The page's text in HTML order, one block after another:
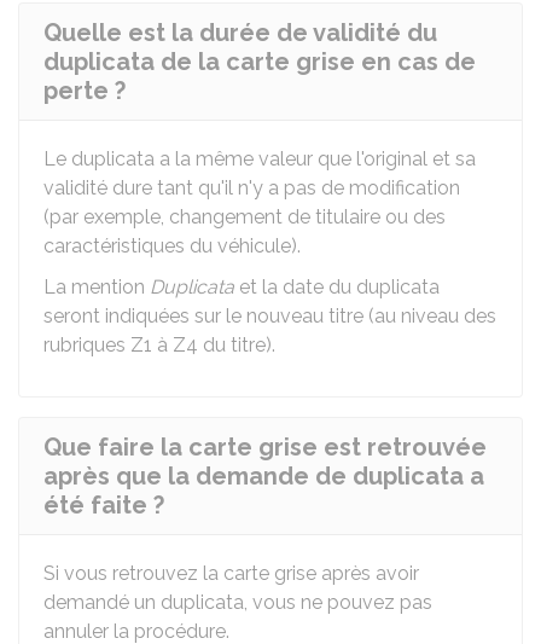
Quelle est la durée de validité du
duplicata de la carte grise en cas de
perte ?
Le duplicata a la même valeur que l'original et sa
validité dure tant qu'il n'y a pas de modification
(par exemple, changement de titulaire ou des
caractéristiques du véhicule).
La mention Duplicata et la date du duplicata
seront indiquées sur le nouveau titre (au niveau des
rubriques Z1 à Z4 du titre).
Que faire la carte grise est retrouvée
après que la demande de duplicata a
été faite ?
Si vous retrouvez la carte grise après avoir
demandé un duplicata, vous ne pouvez pas
annuler la procédure.